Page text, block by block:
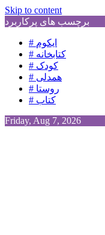
Skip to content
برچسب های پرکاربرد
# ایکوم
# کتابخانه
# کودک
# همدلی
# روستا
# کتاب
Friday, Aug 7, 2026